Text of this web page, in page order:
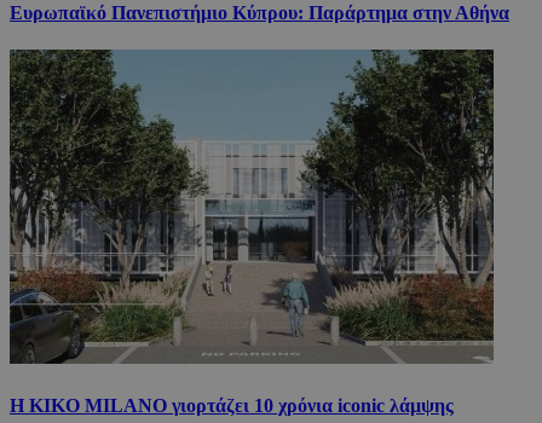
Ευρωπαϊκό Πανεπιστήμιο Κύπρου: Παράρτημα στην Αθήνα
Η KIKO MILANO γιορτάζει 10 χρόνια iconic λάμψης